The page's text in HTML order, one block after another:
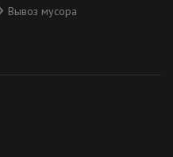
Вывоз мусора